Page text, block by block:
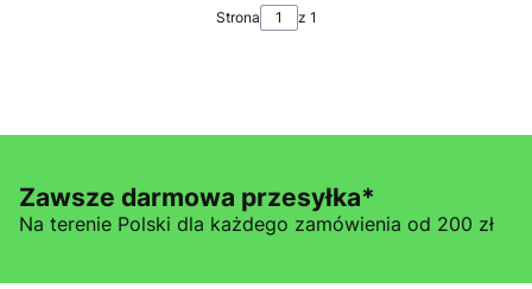
Strona z 1
Zawsze darmowa przesyłka*
Na terenie Polski dla każdego zamówienia od 200 zł